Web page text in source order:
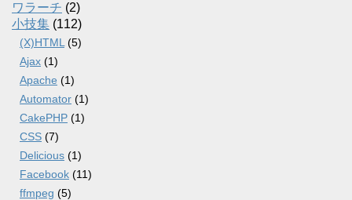
ワラーチ (2)
小技集 (112)
(X)HTML (5)
Ajax (1)
Apache (1)
Automator (1)
CakePHP (1)
CSS (7)
Delicious (1)
Facebook (11)
ffmpeg (5)